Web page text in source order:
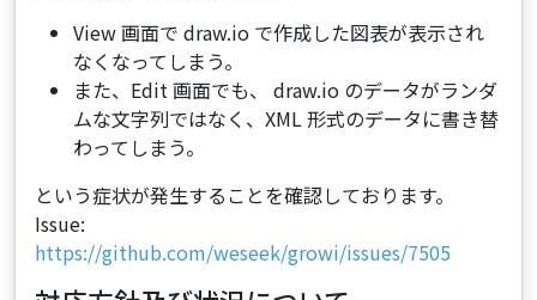
View 画面で draw.io で作成した図表が表示され
なくなってしまう。
また、Edit 画面でも、 draw.io のデータがランダ
ムな文字列ではなく、XML 形式のデータに書き替
わってしまう。
という症状が発生することを確認しております。
Issue:
https://github.com/weseek/growi/issues/7505